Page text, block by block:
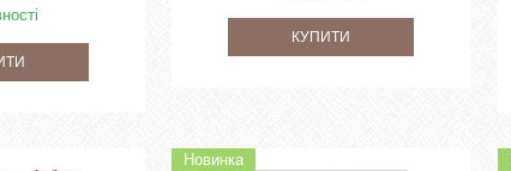
КУПИТИ
Новинка